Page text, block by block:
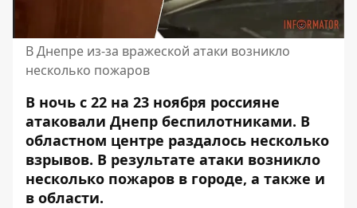
В Днепре из-за вражеской атаки возникло
несколько пожаров
В ночь с 22 на 23 ноября россияне
атаковали Днепр беспилотниками. В
областном центре раздалось несколько
взрывов. В результате атаки возникло
несколько пожаров в городе, а также и
в области.